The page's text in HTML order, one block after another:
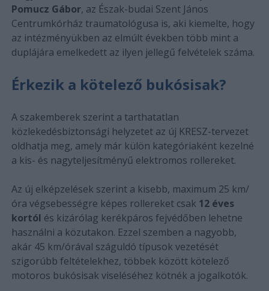
Pomucz Gábor, az Észak-budai Szent János
Centrumkórház traumatológusa is, aki kiemelte, hogy
az intézményükben az elmúlt években több mint a
duplájára emelkedett az ilyen jellegű felvételek száma.
Érkezik a kötelező bukósisak?
A szakemberek szerint a tarthatatlan
közlekedésbiztonsági helyzetet az új KRESZ-tervezet
oldhatja meg, amely már külön kategóriaként kezelné
a kis- és nagyteljesítményű elektromos rollereket.
Az új elképzelések szerint a kisebb, maximum 25 km/
óra végsebességre képes rollereket csak 12 éves
kortól és kizárólag kerékpáros fejvédőben lehetne
használni a közutakon. Ezzel szemben a nagyobb,
akár 45 km/órával száguldó típusok vezetését
szigorúbb feltételekhez, többek között kötelező
motoros bukósisak viseléséhez kötnék a jogalkotók.